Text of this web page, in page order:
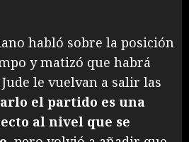
habló sobre la posición
y matizó que habrá
le vuelvan a salir las
el partido es una
al nivel que se